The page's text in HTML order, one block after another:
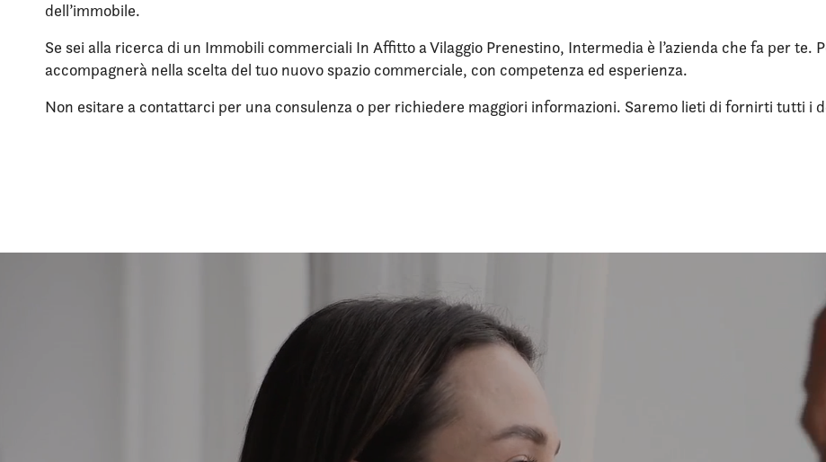
dell’immobile.
Se sei alla ricerca di un Immobili commerciali In Affitto a Vilaggio Prenestino, Intermedia è l’azienda che fa per te.
accompagnerà nella scelta del tuo nuovo spazio commerciale, con competenza ed esperienza.
Non esitare a contattarci per una consulenza o per richiedere maggiori informazioni. Saremo lieti di fornirti tutti i